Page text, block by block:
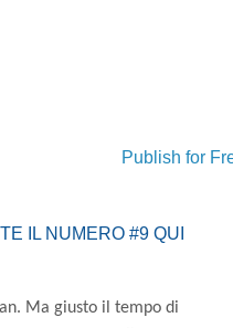
Publish for
IL NUMERO #9 QUI
Ma giusto il tempo di